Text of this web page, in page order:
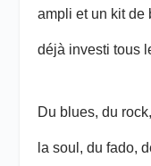
ampli et un kit de
déjà investi tous
Du blues, du
la soul, du fado,